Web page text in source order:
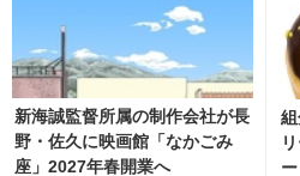
新海誠監督所属の制作会社が長
野・佐久に映画館「なかごみ
座」2027年春開業へ